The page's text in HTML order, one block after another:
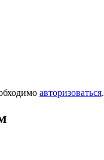
авторизоваться.